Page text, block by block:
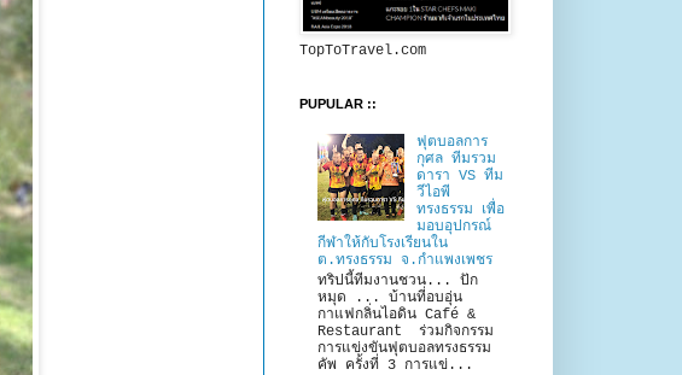
TopToTravel.com
PUPULAR ::
ฟุตบอลการ
กุศล ทีมรวม
ดารา VS ทีม
วีไอพี
ทรงธรรม เพื่อ
มอบอุปกรณ์
กีฬาให้กับโรงเรียนใน
ต.ทรงธรรม จ.กำแพงเพชร
ทริปนี้ทีมงานชวน... ปัก
หมุด ... บ้านที่อบอุ่น
กาแฟกลิ่นไอดิน Café &
Restaurant ร่วมกิจกรรม
การแข่งขันฟุตบอลทรงธรรม
คัพ ครั้งที่ 3 การแข่...